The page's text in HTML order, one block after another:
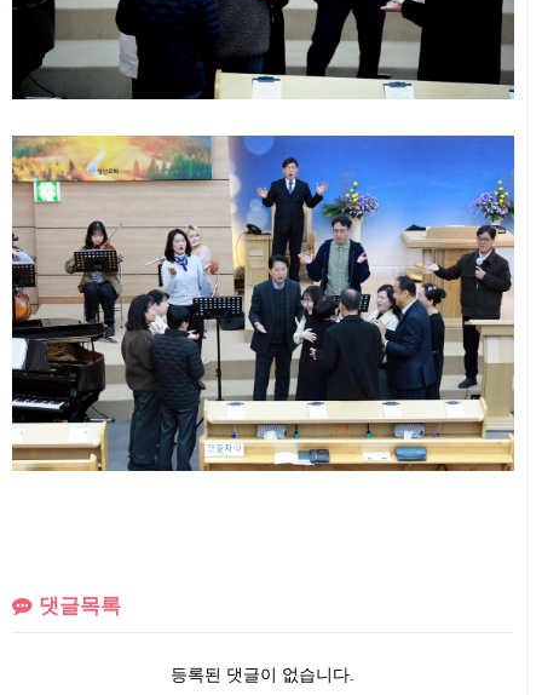
댓글목록
등록된 댓글이 없습니다.